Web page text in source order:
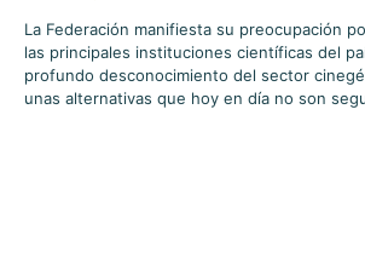
La Federación manifiesta su preocupación
las principales instituciones científicas del
profundo desconocimiento del sector
unas alternativas que hoy en día no son